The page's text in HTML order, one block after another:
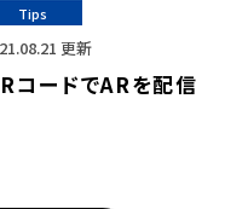
Tips
更新
コードでARを配信